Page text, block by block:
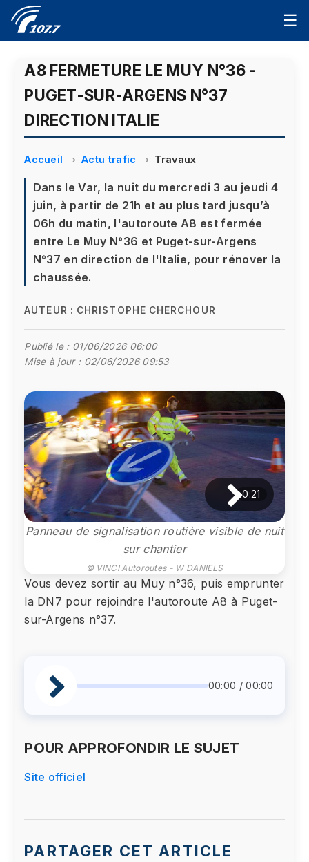
☰
A8 FERMETURE LE MUY N°36 -
PUGET-SUR-ARGENS N°37
DIRECTION ITALIE
Accueil Actu trafic Travaux
Dans le Var, la nuit du mercredi 3 au jeudi 4
juin, à partir de 21h et au plus tard jusqu’à
06h du matin, l'autoroute A8 est fermée
entre Le Muy N°36 et Puget-sur-Argens
N°37 en direction de l'Italie, pour rénover la
chaussée.
AUTEUR : CHRISTOPHE CHERCHOUR
Publié le : 01/06/2026 06:00
Mise à jour : 02/06/2026 09:53
0:21
Panneau de signalisation routière visible de nuit
sur chantier
© VINCI Autoroutes - W DANIELS
Vous devez sortir au Muy n°36, puis emprunter
la DN7 pour rejoindre l'autoroute A8 à Puget-
sur-Argens n°37.
00:00 / 00:00
POUR APPROFONDIR LE SUJET
Site officiel
PARTAGER CET ARTICLE